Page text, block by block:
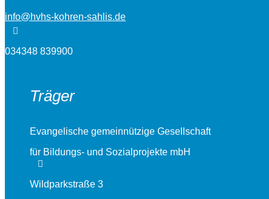
info@hvhs-kohren-sahlis.de
034348 839900
Träger
Evangelische gemeinnützige Gesellschaft
für Bildungs- und Sozialprojekte mbH
Wildparkstraße 3